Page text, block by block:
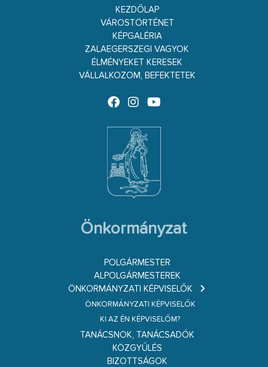
KEZDŐLAP
VÁROSTÖRTÉNET
KÉPGALÉRIA
ZALAEGERSZEGI VAGYOK
ÉLMÉNYEKET KERESEK
VÁLLALKOZOM, BEFEKTETEK
Önkormányzat
POLGÁRMESTER
ALPOLGÁRMESTEREK
ÖNKORMÁNYZATI KÉPVISELŐK
ÖNKORMÁNYZATI KÉPVISELŐK
KI AZ ÉN KÉPVISELŐM?
TANÁCSNOK, TANÁCSADÓK
KÖZGYŰLÉS
BIZOTTSÁGOK